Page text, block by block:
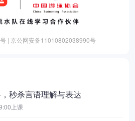
| 京公网安备11010802038990号
秒杀言语理解与表达
上课